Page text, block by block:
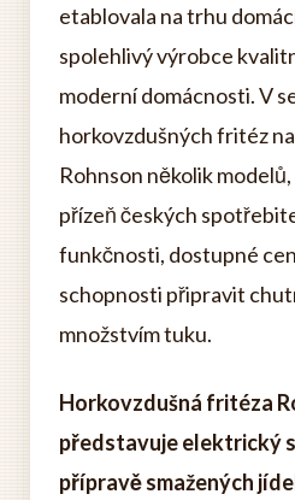
etablovala na trhu
spolehlivý výrobce
moderní domácnosti. V
horkovzdušných fritéz
Rohnson několik
přízeň českých
funkčnosti, dostupné
schopnosti připravit
množstvím tuku.
Horkovzdušná fritéza
představuje elektrický
přípravě smažených